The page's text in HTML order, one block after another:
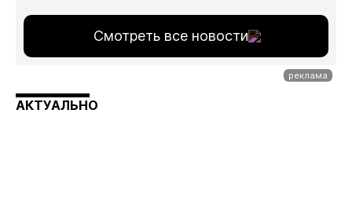
Смотреть все новости
АКТУАЛЬНО